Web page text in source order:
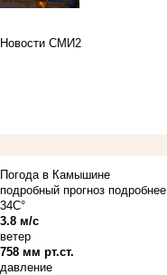
Новости СМИ2
Погода в Камышине
подробный прогноз подробнее
34C°
3.8 м/с
ветер
758 мм рт.ст.
давление